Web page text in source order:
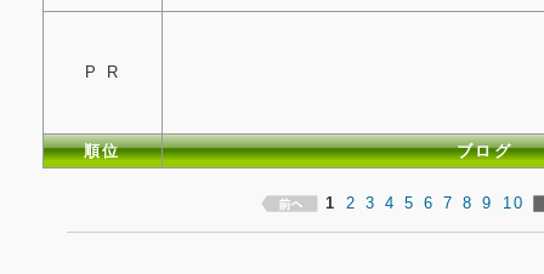
P R
順位 ブログ
1 2 3 4 5 6 7 8 9 10